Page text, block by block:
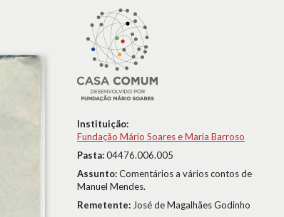
Instituição:
Fundação Mário Soares e Maria Barroso
Pasta:04476.006.005
Assunto:Comentários a vários contos de
Manuel Mendes.
Remetente: José de Magalhães Godinho